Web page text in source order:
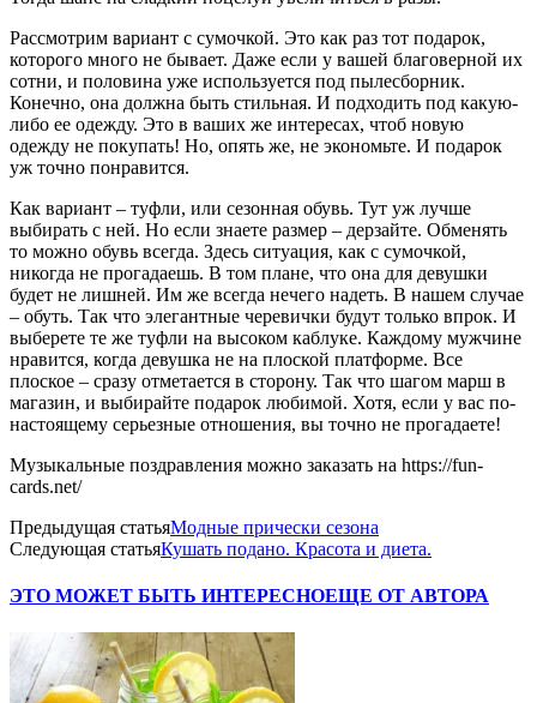
Рассмотрим вариант с сумочкой. Это как раз тот подарок,
которого много не бывает. Даже если у вашей благоверной их
сотни, и половина уже используется под пылесборник.
Конечно, она должна быть стильная. И подходить под какую-
либо ее одежду. Это в ваших же интересах, чтоб новую
одежду не покупать! Но, опять же, не экономьте. И подарок
уж точно понравится.
Как вариант – туфли, или сезонная обувь. Тут уж лучше
выбирать с ней. Но если знаете размер – дерзайте. Обменять
то можно обувь всегда. Здесь ситуация, как с сумочкой,
никогда не прогадаешь. В том плане, что она для девушки
будет не лишней. Им же всегда нечего надеть. В нашем случае
– обуть. Так что элегантные черевички будут только впрок. И
выберете те же туфли на высоком каблуке. Каждому мужчине
нравится, когда девушка не на плоской платформе. Все
плоское – сразу отметается в сторону. Так что шагом марш в
магазин, и выбирайте подарок любимой. Хотя, если у вас по-
настоящему серьезные отношения, вы точно не прогадаете!
Музыкальные поздравления можно заказать на https://fun-
cards.net/
Предыдущая статьяМодные прически сезона
Следующая статьяКушать подано. Красота и диета.
ЭТО МОЖЕТ БЫТЬ ИНТЕРЕСНОЕЩЕ ОТ АВТОРА